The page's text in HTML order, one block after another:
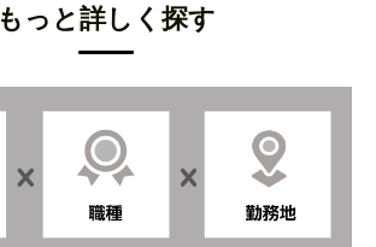
もっと詳しく探す